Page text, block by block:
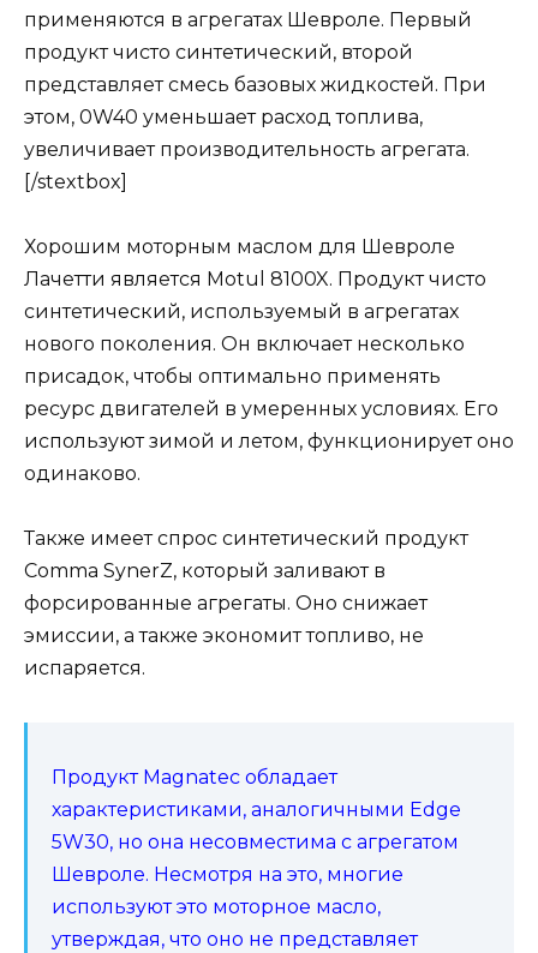
применяются в агрегатах Шевроле. Первый
продукт чисто синтетический, второй
представляет смесь базовых жидкостей. При
этом, 0W40 уменьшает расход топлива,
увеличивает производительность агрегата.
[/stextbox]
Хорошим моторным маслом для Шевроле
Лачетти является Motul 8100X. Продукт чисто
синтетический, используемый в агрегатах
нового поколения. Он включает несколько
присадок, чтобы оптимально применять
ресурс двигателей в умеренных условиях. Его
используют зимой и летом, функционирует оно
одинаково.
Также имеет спрос синтетический продукт
Comma SynerZ, который заливают в
форсированные агрегаты. Оно снижает
эмиссии, а также экономит топливо, не
испаряется.
Продукт Magnatec обладает
характеристиками, аналогичными Edge
5W30, но она несовместима с агрегатом
Шевроле. Несмотря на это, многие
используют это моторное масло,
утверждая, что оно не представляет